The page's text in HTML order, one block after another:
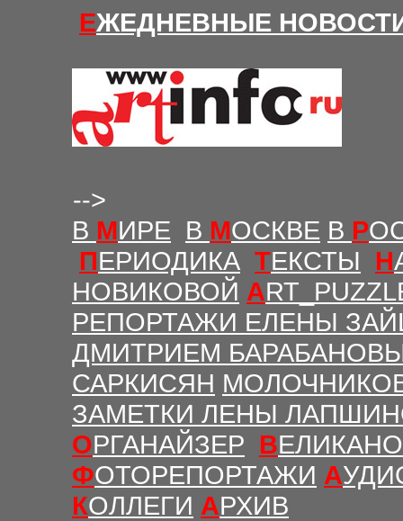
ЕЖЕДНЕВНЫЕ Н
-->
В МИРЕ В МОСКВЕ В Р
ПЕРИОДИКА ТЕКСТЫ Н
НОВИКОВОЙ A
РЕПОРТАЖИ ЕЛЕНЫ
ДМИТРИЕМ
САРКИСЯН
ЗАМЕТКИ ЛЕНЫ
ОРГАНАЙЗЕР В
ФОТОРЕПОРТАЖИ А
КОЛЛЕГИ АРХИВ